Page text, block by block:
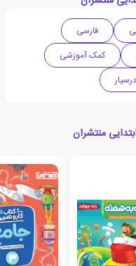
فارسی
کمک آموزشی
منتشران